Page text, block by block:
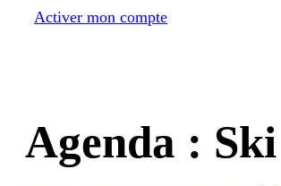
Activer mon compte
Agenda :